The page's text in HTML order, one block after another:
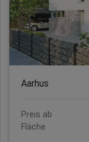
Aarhus
Preis ab
Fläche